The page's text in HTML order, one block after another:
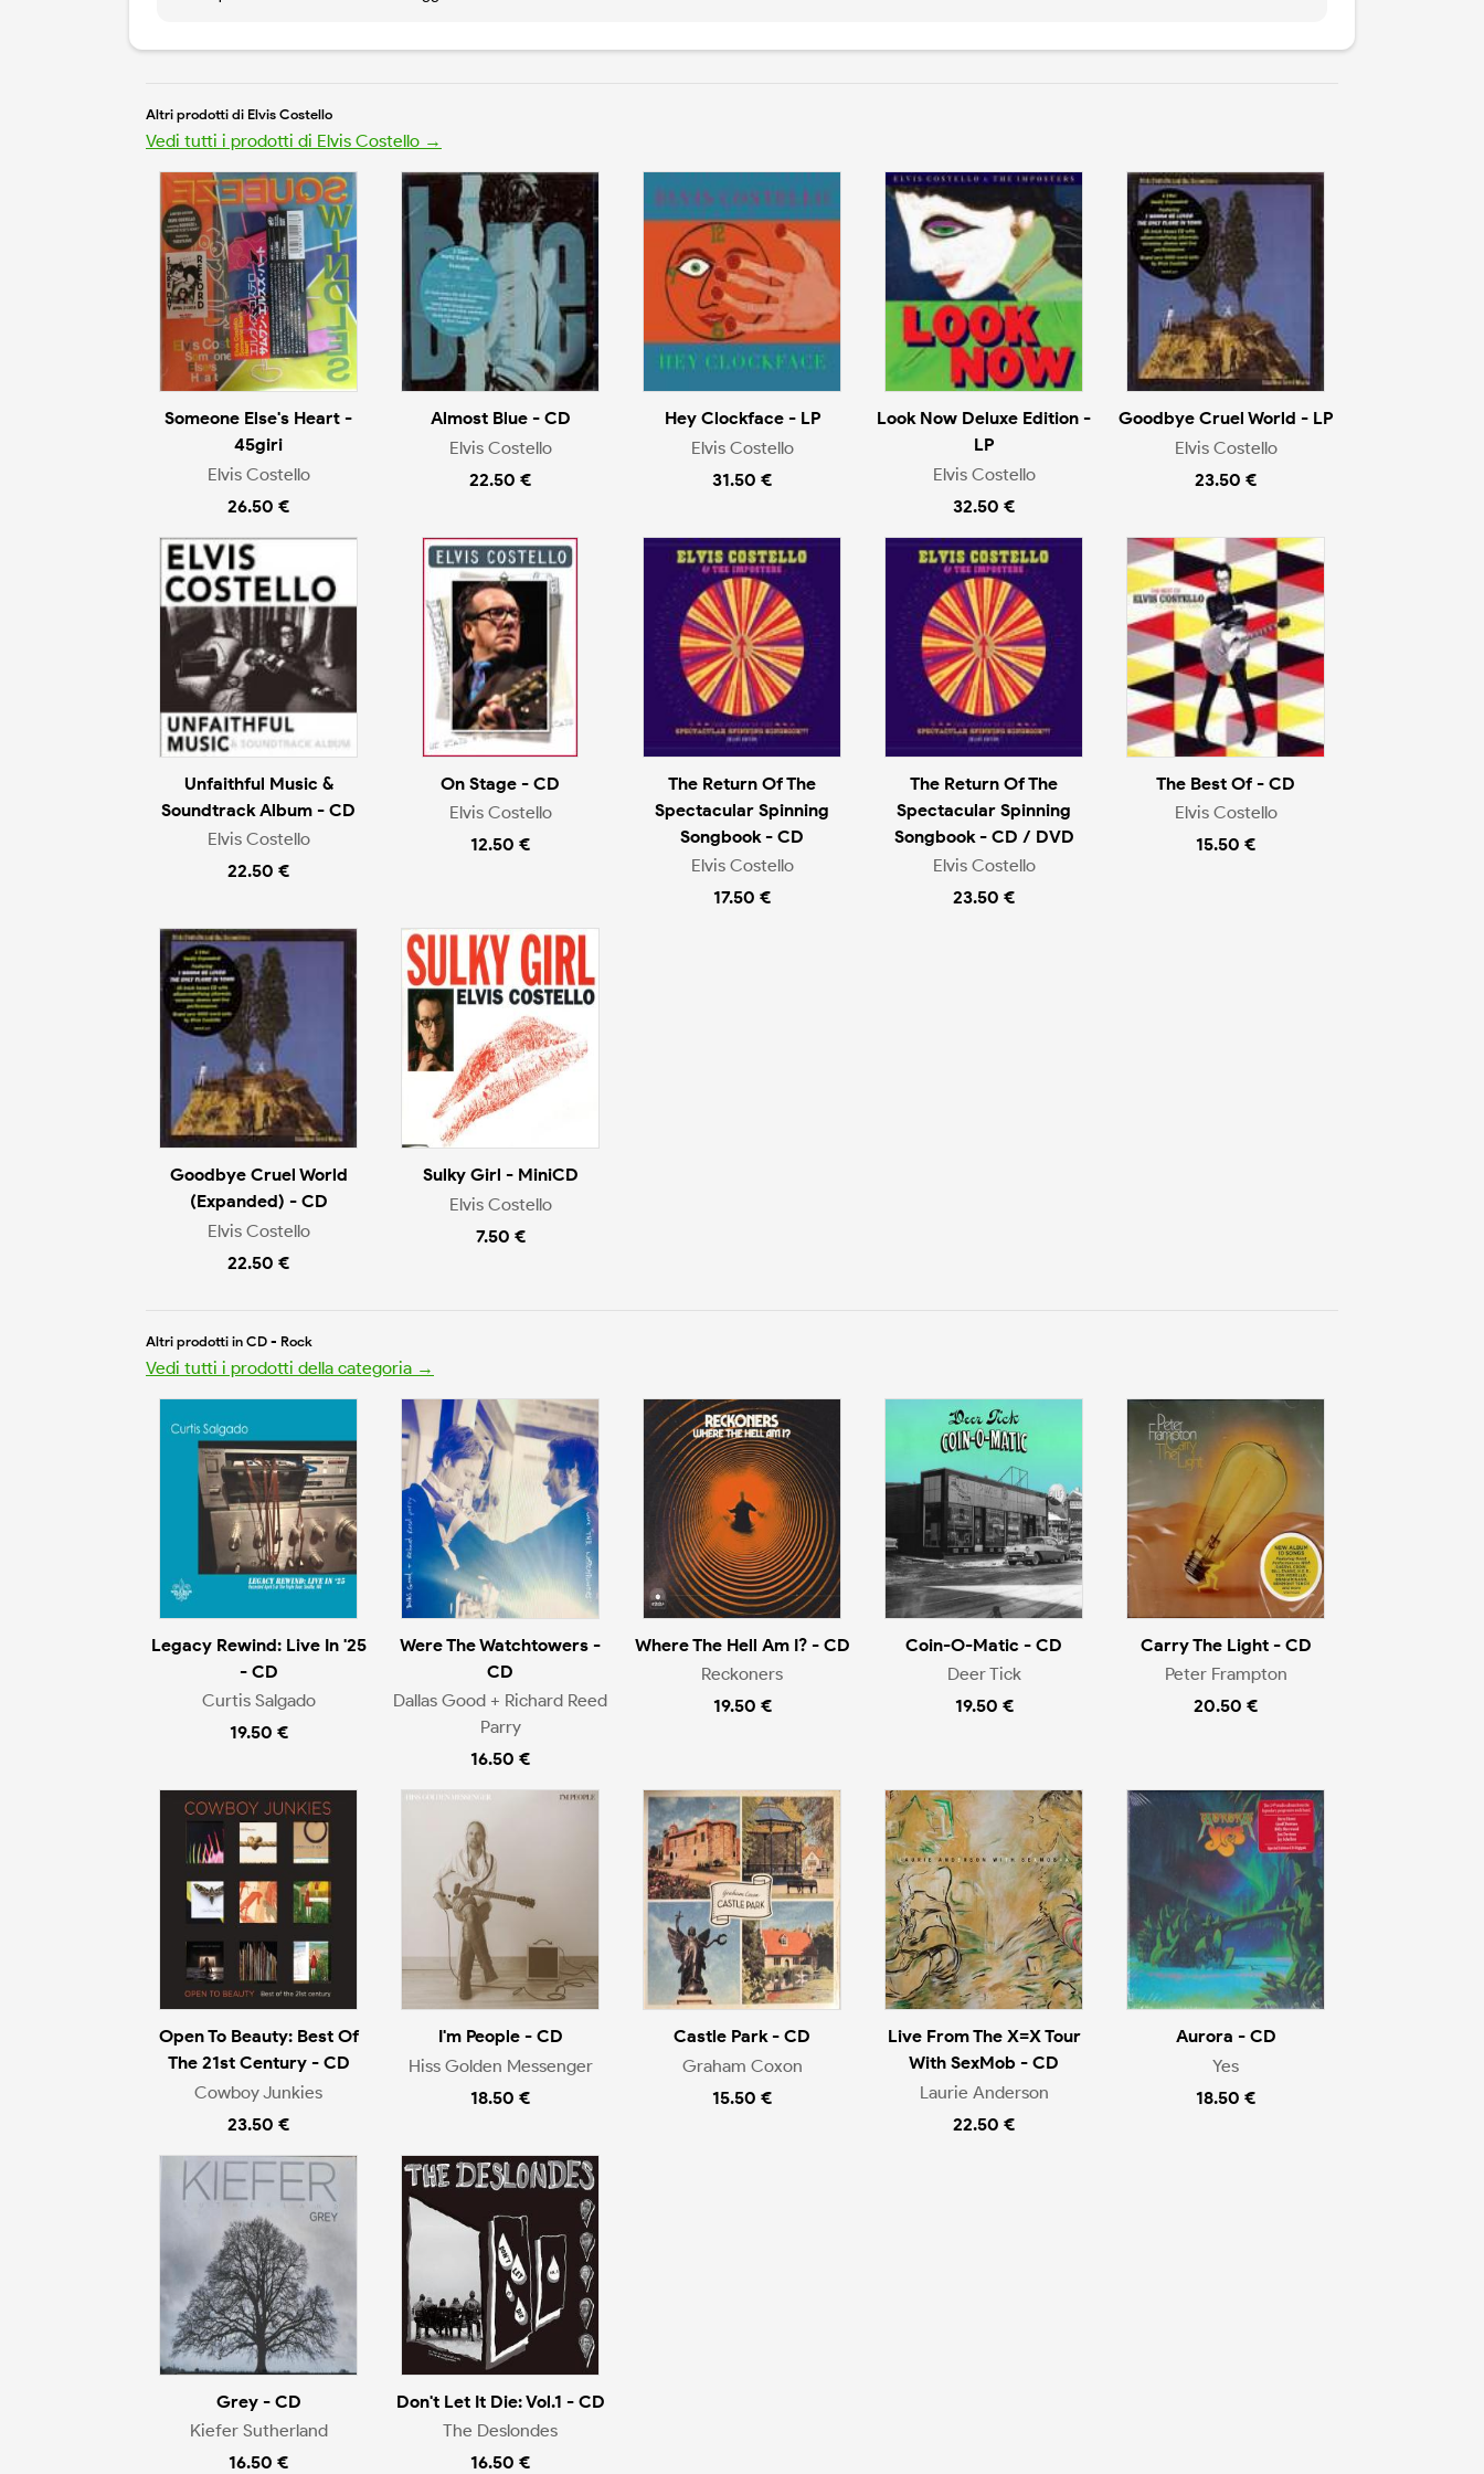
Altri prodotti di Elvis Costello
Vedi tutti i prodotti di Elvis Costello →
Someone Else's Heart -
45giri
Elvis Costello
26.50 €
Almost Blue - CD
Elvis Costello
22.50 €
Hey Clockface - LP
Elvis Costello
31.50 €
Look Now Deluxe Edition -
LP
Elvis Costello
32.50 €
Goodbye Cruel World - LP
Elvis Costello
23.50 €
Unfaithful Music &
Soundtrack Album - CD
Elvis Costello
22.50 €
On Stage - CD
Elvis Costello
12.50 €
The Return Of The
Spectacular Spinning
Songbook - CD
Elvis Costello
17.50 €
The Return Of The
Spectacular Spinning
Songbook - CD / DVD
Elvis Costello
23.50 €
The Best Of - CD
Elvis Costello
15.50 €
Goodbye Cruel World
(Expanded) - CD
Elvis Costello
22.50 €
Sulky Girl - MiniCD
Elvis Costello
7.50 €
Altri prodotti in CD - Rock
Vedi tutti i prodotti della categoria →
Legacy Rewind: Live In '25
- CD
Curtis Salgado
19.50 €
Were The Watchtowers -
CD
Dallas Good + Richard Reed
Parry
16.50 €
Where The Hell Am I? - CD
Reckoners
19.50 €
Coin-O-Matic - CD
Deer Tick
19.50 €
Carry The Light - CD
Peter Frampton
20.50 €
Open To Beauty: Best Of
The 21st Century - CD
Cowboy Junkies
23.50 €
I'm People - CD
Hiss Golden Messenger
18.50 €
Castle Park - CD
Graham Coxon
15.50 €
Live From The X=X Tour
With SexMob - CD
Laurie Anderson
22.50 €
Aurora - CD
Yes
18.50 €
Grey - CD
Kiefer Sutherland
16.50 €
Don't Let It Die: Vol.1 - CD
The Deslondes
16.50 €